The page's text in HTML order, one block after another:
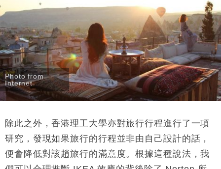
Photo from
Internet
除此之外，香港理工大學亦對旅行行程進行了一項
研究，發現如果旅行的行程並非由自己設計的話，
便會降低對該趙旅行的滿意度。根據這種說法，我